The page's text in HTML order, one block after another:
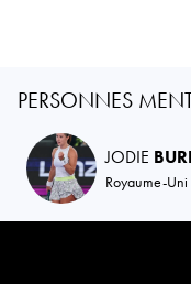
PERSONNES
JODIE
Royaume-Uni